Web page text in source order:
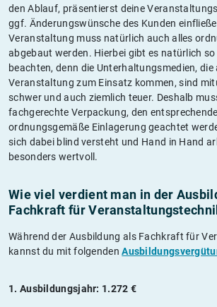
den Ablauf, präsentierst deine
ggf. Änderungswünsche des Kunden
Veranstaltung muss natürlich auch alles
abgebaut werden. Hierbei gibt es natürlich so
beachten, denn die Unterhaltungsmedien, die
Veranstaltung zum Einsatz kommen, sind
schwer und auch ziemlich teuer. Deshalb
fachgerechte Verpackung, den
ordnungsgemäße Einlagerung geachtet
sich dabei blind versteht und Hand in Hand
besonders wertvoll.
Wie viel verdient man in der
Fachkraft für
Während der Ausbildung als Fachkraft für
kannst du mit folgenden
1. Ausbildungsjahr: 1.272 €